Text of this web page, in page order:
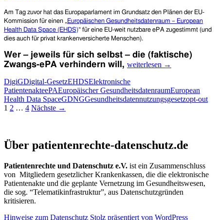
Am Tag zuvor hat das Europaparlament im Grundsatz den Plänen der EU-
Kommission für einen „Europäischen Gesundheitsdatenraum – European
Health Data Space (EHDS)“ für eine EU-weit nutzbare ePA zugestimmt (und
dies auch für privat krankenversicherte Menschen).
Wer – jeweils für sich selbst – die (faktische)
Zwangs-ePA verhindern will, In
und
Berlin
beschlossen:
alle
–
zwar
EU-
weit
weiterlesen →
DigiGDigital-GesetzEHDSElektronische
PatientenakteePAEuropäischer GesundheitsdatenraumEuropean
Health Data SpaceGDNGGesundheitsdatennutzungsgesetzopt-out
Beitragsnavigation
1 2 … 4 Nächste →
Patientenrechte und Datenschutz e.V.
Über patientenrechte-datenschutz.de
Patientenrechte und Datenschutz e.V. ist ein Zusammenschluss
von Mitgliedern gesetzlicher Krankenkassen, die die elektronische
Patientenakte und die geplante Vernetzung im Gesundheitswesen,
die sog. “Telematikinfrastruktur”, aus Datenschutzgründen
kritisieren.
Hinweise zum Datenschutz Stolz präsentiert von WordPress